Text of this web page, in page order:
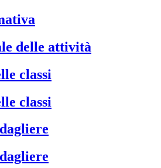
delle attività
classi
classi